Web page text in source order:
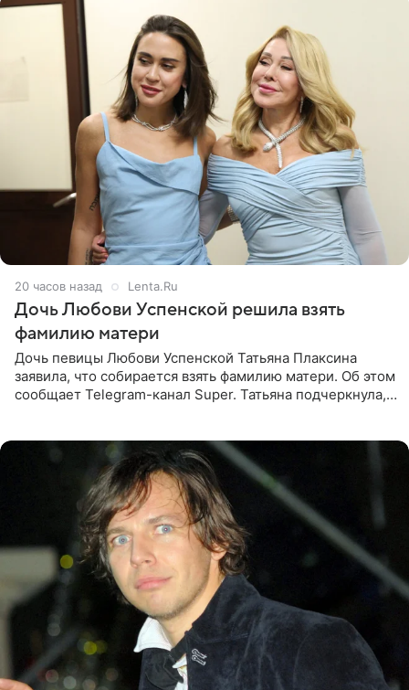
20 часов назад Lenta.Ru
Дочь Любови Успенской решила взять
фамилию матери
Дочь певицы Любови Успенской Татьяна Плаксина
заявила, что собирается взять фамилию матери. Об этом
сообщает Telegram-канал Super. Татьяна подчеркнула,